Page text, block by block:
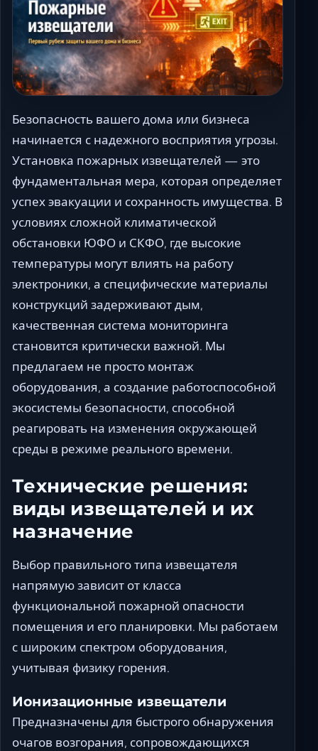
Симферополь
Сочи
Ставрополь
Таганрог
Феодосия
Черкесск
Шахты
Элиста
Ялта
Безопасность вашего дома или бизнеса
начинается с надежного восприятия угрозы.
Установка пожарных извещателей — это
фундаментальная мера, которая определяет
успех эвакуации и сохранность имущества. В
условиях сложной климатической
обстановки ЮФО и СКФО, где высокие
температуры могут влиять на работу
электроники, а специфические материалы
конструкций задерживают дым,
качественная система мониторинга
становится критически важной. Мы
предлагаем не просто монтаж
оборудования, а создание работоспособной
экосистемы безопасности, способной
реагировать на изменения окружающей
среды в режиме реального времени.
Технические решения:
виды извещателей и их
назначение
Выбор правильного типа извещателя
напрямую зависит от класса
функциональной пожарной опасности
помещения и его планировки. Мы работаем
с широким спектром оборудования,
учитывая физику горения.
Ионизационные извещатели
Предназначены для быстрого обнаружения
очагов возгорания, сопровождающихся